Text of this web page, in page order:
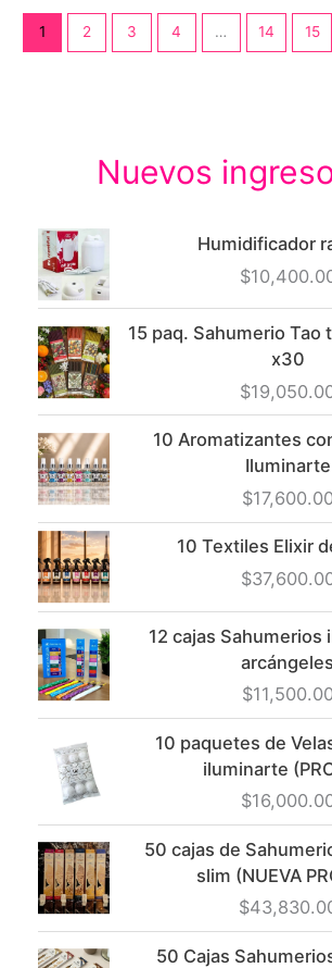
opciones
la
producto
1 2 3 4 … 14 15
Nuevos
Humidificador
$
15 paq. Sahumerio Tao
x30
$
10 Aromatizantes
Iluminarte
$
10 Textiles Elixir
$
12 cajas Sahumerios
arcángeles
$
10 paquetes de
iluminarte
$
50 cajas de
slim (NUEVA
$
50 Cajas